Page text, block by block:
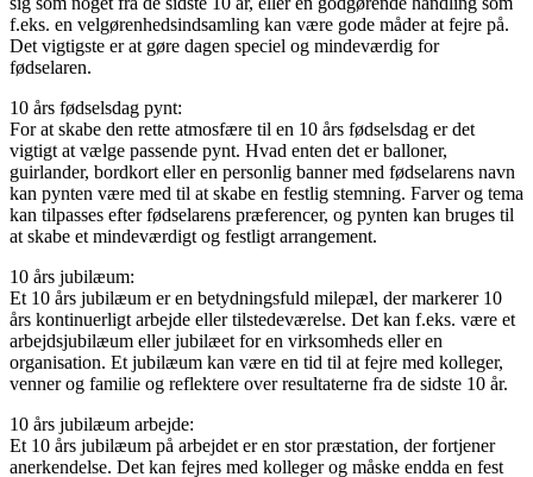
f.eks. en velgørenhedsindsamling kan være gode måder at fejre på.
Det vigtigste er at gøre dagen speciel og mindeværdig for
fødselaren.
10 års fødselsdag pynt:
For at skabe den rette atmosfære til en 10 års fødselsdag er det
vigtigt at vælge passende pynt. Hvad enten det er balloner,
guirlander, bordkort eller en personlig banner med fødselarens navn
kan pynten være med til at skabe en festlig stemning. Farver og tema
kan tilpasses efter fødselarens præferencer, og pynten kan bruges til
at skabe et mindeværdigt og festligt arrangement.
10 års jubilæum:
Et 10 års jubilæum er en betydningsfuld milepæl, der markerer 10
års kontinuerligt arbejde eller tilstedeværelse. Det kan f.eks. være et
arbejdsjubilæum eller jubilæet for en virksomheds eller en
organisation. Et jubilæum kan være en tid til at fejre med kolleger,
venner og familie og reflektere over resultaterne fra de sidste 10 år.
10 års jubilæum arbejde:
Et 10 års jubilæum på arbejdet er en stor præstation, der fortjener
anerkendelse. Det kan fejres med kolleger og måske endda en fest